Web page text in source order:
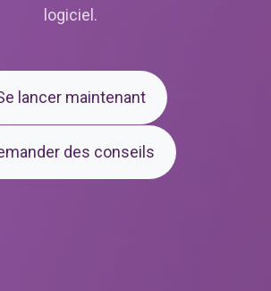
logiciel.
lancer maintenant
des conseils